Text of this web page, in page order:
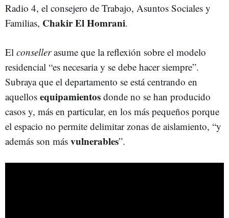
Radio 4, el consejero de Trabajo, Asuntos Sociales y
Familias, Chakir El Homrani.
El consellerasume que la reflexión sobre el modelo
residencial “es necesaria y se debe hacer siempre”.
Subraya que el departamento se está centrando en
aquellos equipamientos donde no se han producido
casos y, más en particular, en los más pequeños porque
el espacio no permite delimitar zonas de aislamiento, “y
además son más vulnerables”.